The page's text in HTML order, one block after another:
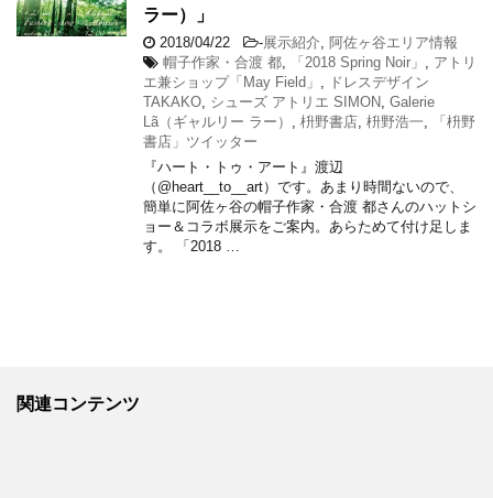
ラー）」
2018/04/22 -展示紹介 阿佐ヶ谷エリア情報
帽子作家・合渡 都
「2018 Spring Noir」
アトリ
エ兼ショップ「May Field」
ドレスデザイン
TAKAKO シューズ アトリエ SIMON Galerie
Lã（ギャルリー ラー）
枡野書店 枡野浩一
「枡野
書店」ツイッター
『ハート・トゥ・アート』渡辺
（@heart__to__art）です。あまり時間ないので、
簡単に阿佐ヶ谷の帽子作家・合渡 都さんのハットシ
ョー＆コラボ展示をご案内。あらためて付け足しま
す。 「2018 …
関連コンテンツ